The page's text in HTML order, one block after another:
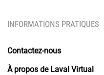
INFORMATIONS PRATIQUES
Contactez-nous
À propos de Laval Virtual